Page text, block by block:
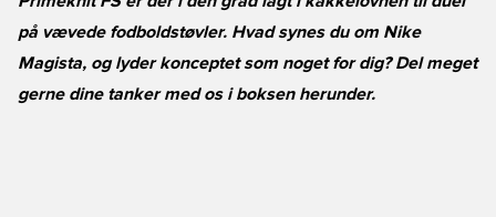
på vævede fodboldstøvler. Hvad synes du om Nike
Magista, og lyder konceptet som noget for dig? Del meget
gerne dine tanker med os i boksen herunder.